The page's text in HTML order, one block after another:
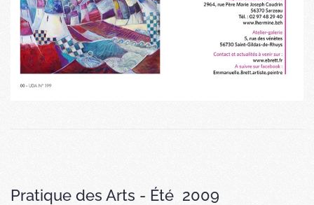
Pratique des Arts - Été 2009